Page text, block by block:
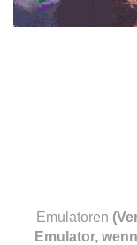
Emulatoren
Emulator,